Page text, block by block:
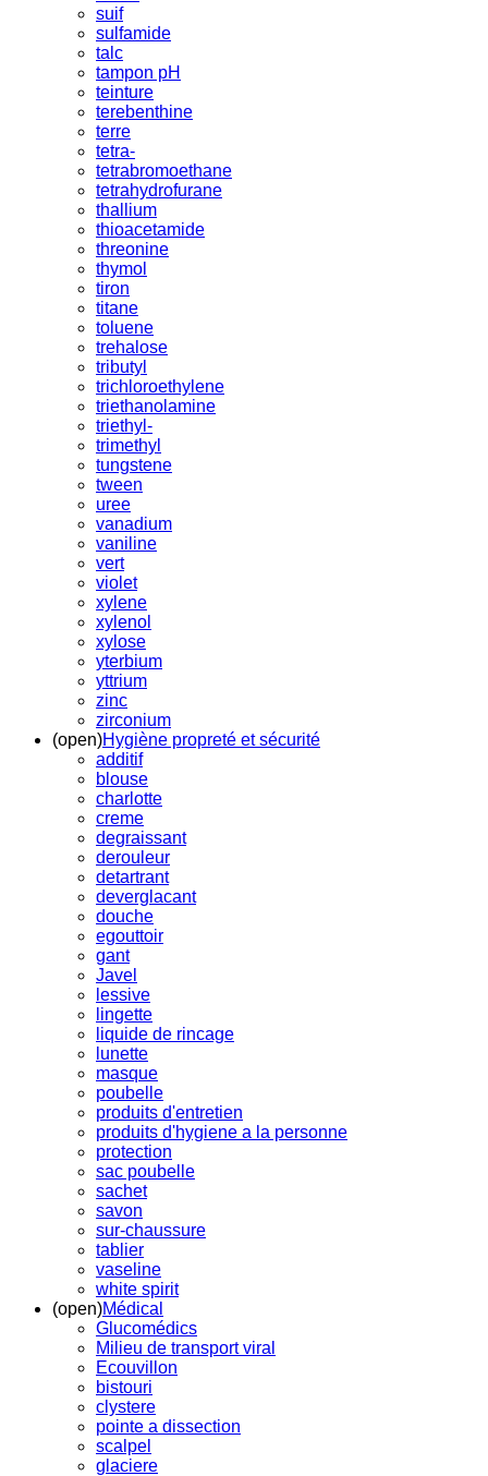
suif
sulfamide
talc
tampon pH
teinture
terebenthine
terre
tetra-
tetrabromoethane
tetrahydrofurane
thallium
thioacetamide
threonine
thymol
tiron
titane
toluene
trehalose
tributyl
trichloroethylene
triethanolamine
triethyl-
trimethyl
tungstene
tween
uree
vanadium
vaniline
vert
violet
xylene
xylenol
xylose
yterbium
yttrium
zinc
zirconium
(open)Hygiène propreté et sécurité
additif
blouse
charlotte
creme
degraissant
derouleur
detartrant
deverglacant
douche
egouttoir
gant
Javel
lessive
lingette
liquide de rincage
lunette
masque
poubelle
produits d'entretien
produits d'hygiene a la personne
protection
sac poubelle
sachet
savon
sur-chaussure
tablier
vaseline
white spirit
(open)Médical
Glucomédics
Milieu de transport viral
Ecouvillon
bistouri
clystere
pointe a dissection
scalpel
glaciere